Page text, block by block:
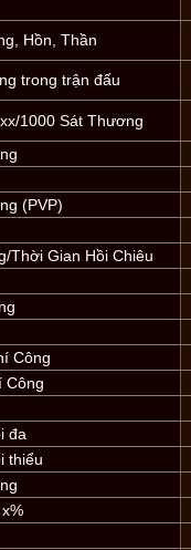
Hồn, Thần
trong trận đấu
1000 Sát Thương
(PVP)
Thời Gian Hồi Chiêu
Công
Công
đa
thiểu